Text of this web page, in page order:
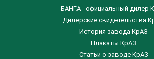
БАНГА - официальный дилер
Дилерские свидетельства
История завода КрАЗ
Плакаты КрАЗ
Статьи о заводе КрАЗ